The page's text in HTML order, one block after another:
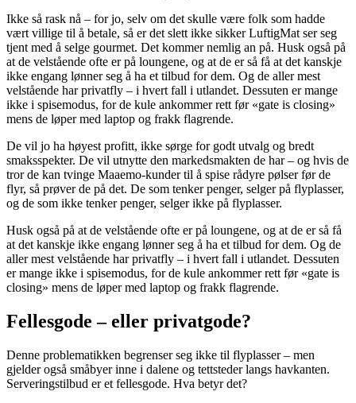
Ikke så rask nå – for jo, selv om det skulle være folk som hadde
vært villige til å betale, så er det slett ikke sikker LuftigMat ser seg
tjent med å selge gourmet. Det kommer nemlig an på. Husk også på
at de velstående ofte er på loungene, og at de er så få at det kanskje
ikke engang lønner seg å ha et tilbud for dem. Og de aller mest
velstående har privatfly – i hvert fall i utlandet. Dessuten er mange
ikke i spisemodus, for de kule ankommer rett før «gate is closing»
mens de løper med laptop og frakk flagrende.
De vil jo ha høyest profitt, ikke sørge for godt utvalg og bredt
smaksspekter. De vil utnytte den markedsmakten de har – og hvis de
tror de kan tvinge Maaemo-kunder til å spise rådyre pølser før de
flyr, så prøver de på det. De som tenker penger, selger på flyplasser,
og de som ikke tenker penger, selger ikke på flyplasser.
Husk også på at de velstående ofte er på loungene, og at de er så få
at det kanskje ikke engang lønner seg å ha et tilbud for dem. Og de
aller mest velstående har privatfly – i hvert fall i utlandet. Dessuten
er mange ikke i spisemodus, for de kule ankommer rett før «gate is
closing» mens de løper med laptop og frakk flagrende.
Fellesgode – eller privatgode?
Denne problematikken begrenser seg ikke til flyplasser – men
gjelder også småbyer inne i dalene og tettsteder langs havkanten.
Serveringstilbud er et fellesgode. Hva betyr det?